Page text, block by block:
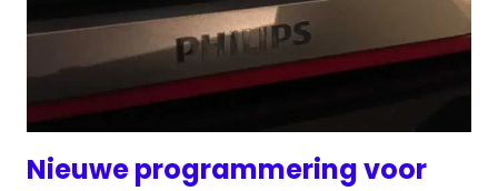
Nieuwe programmering voor